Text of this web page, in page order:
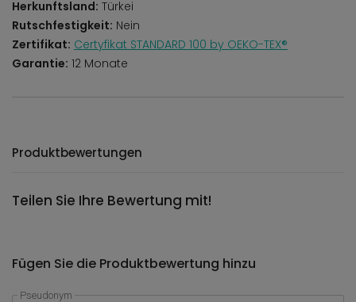
Herkunftsland: Türkei
Rutschfestigkeit: Nein
Zertifikat: Certyfikat STANDARD 100 by OEKO-TEX®
Garantie: 12 Monate
Produktbewertungen
Teilen Sie Ihre Bewertung mit!
Fügen Sie die Produktbewertung hinzu
Pseudonym